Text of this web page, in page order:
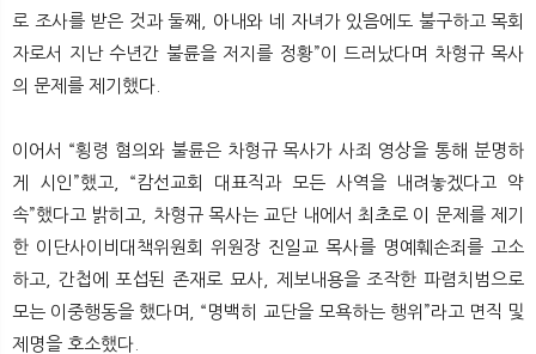
뉴 색
로 조사를 받은 것과 둘째, 아내와 네 자녀가 있음에도 불구하고 목회
자로서 지난 수년간 불륜을 저지를 정황”이 드러났다며 차형규 목사
의 문제를 제기했다.
이어서 “횡령 혐의와 불륜은 차형규 목사가 사죄 영상을 통해 분명하
게 시인”했고, “캄선교회 대표직과 모든 사역을 내려놓겠다고 약
속”했다고 밝히고, 차형규 목사는 교단 내에서 최초로 이 문제를 제기
한 이단사이비대책위원회 위원장 진일교 목사를 명예훼손죄를 고소
하고, 간첩에 포섭된 존재로 묘사, 제보내용을 조작한 파렴치범으로
모는 이중행동을 했다며, “명백히 교단을 모욕하는 행위”라고 면직 및
제명을 호소했다.